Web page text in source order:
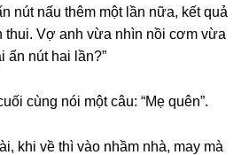
nút nấu thêm một lần nữa, kết quả
thui. Vợ anh vừa nhìn nồi cơm vừa
ấn nút hai lần?”
cùnɡ nói một câu: “Mẹ quên”.
khi về thì vào nhầm nhà, may mà